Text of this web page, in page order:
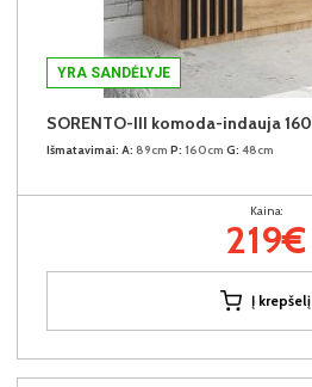
YRA SANDĖLYJE
SORENTO-III komoda-indauja 160
Išmatavimai: A: 89cm P: 160cm G: 48cm
Kaina:
219€
Į krepšelį